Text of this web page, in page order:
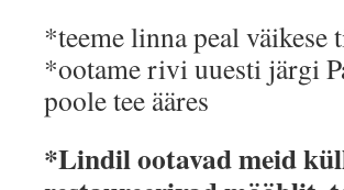
*teeme linna peal väikese
*ootame rivi uuesti järgi
poole tee ääres
*Lindil ootavad meid